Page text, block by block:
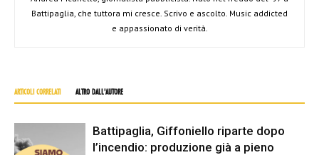
Battipaglia, che tuttora mi cresce. Scrivo e ascolto. Music addicted
e appassionato di verità.
ARTICOLI CORRELATI ALTRO DALL'AUTORE
Battipaglia, Giffoniello riparte dopo
l’incendio: produzione già a pieno